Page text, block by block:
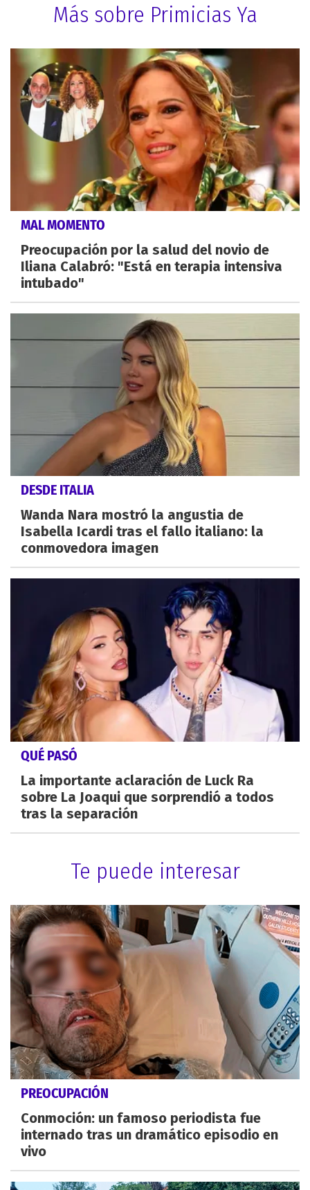
Más sobre Primicias Ya
MAL MOMENTO
Preocupación por la salud del novio de
Iliana Calabró: "Está en terapia intensiva
intubado"
DESDE ITALIA
Wanda Nara mostró la angustia de
Isabella Icardi tras el fallo italiano: la
conmovedora imagen
QUÉ PASÓ
La importante aclaración de Luck Ra
sobre La Joaqui que sorprendió a todos
tras la separación
Te puede interesar
PREOCUPACIÓN
Conmoción: un famoso periodista fue
internado tras un dramático episodio en
vivo